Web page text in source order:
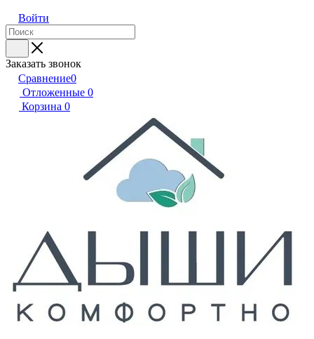
Войти
Заказать звонок
Сравнение0
Отложенные 0
Корзина 0